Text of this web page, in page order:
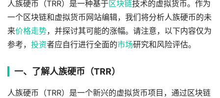
人族硬币（TRR）是一种基于区块链技术的虚拟货币。作为
一个区块链和虚拟货币网站编辑，我们将分析人族硬币的未
来价格走势，并探讨其可能的涨幅。请注意，以下内容仅为
参考， 投资者应自行进行全面的市场研究和风险评估。
一、了解人族硬币（TRR）
人族硬币（TRR）是一个新兴的虚拟货币项目，通过区块链